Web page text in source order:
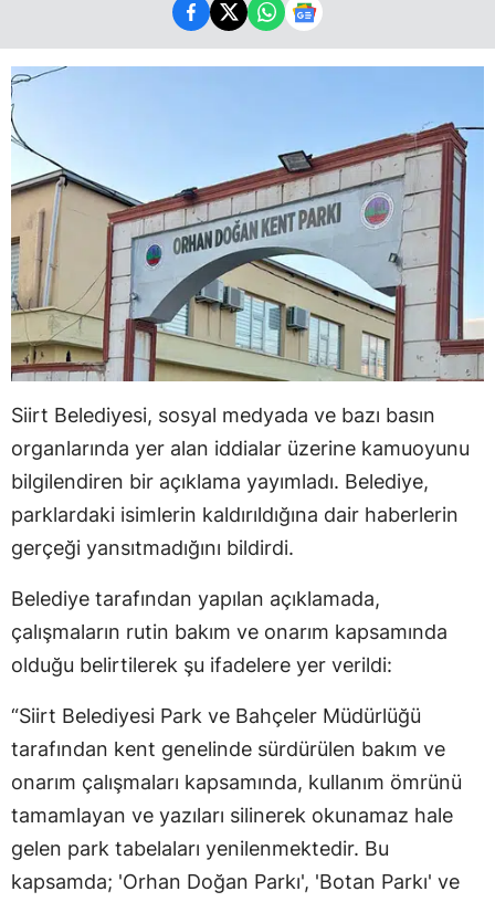
Siirt Belediyesi, sosyal medyada ve bazı basın
organlarında yer alan iddialar üzerine kamuoyunu
bilgilendiren bir açıklama yayımladı. Belediye,
parklardaki isimlerin kaldırıldığına dair haberlerin
gerçeği yansıtmadığını bildirdi.
Belediye tarafından yapılan açıklamada,
çalışmaların rutin bakım ve onarım kapsamında
olduğu belirtilerek şu ifadelere yer verildi:
“Siirt Belediyesi Park ve Bahçeler Müdürlüğü
tarafından kent genelinde sürdürülen bakım ve
onarım çalışmaları kapsamında, kullanım ömrünü
tamamlayan ve yazıları silinerek okunamaz hale
gelen park tabelaları yenilenmektedir. Bu
kapsamda; 'Orhan Doğan Parkı', 'Botan Parkı' ve